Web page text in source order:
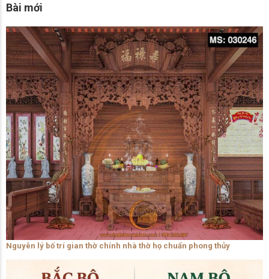
Bài mới
Nguyên lý bố trí gian thờ chính nhà thờ họ chuẩn phong thủy